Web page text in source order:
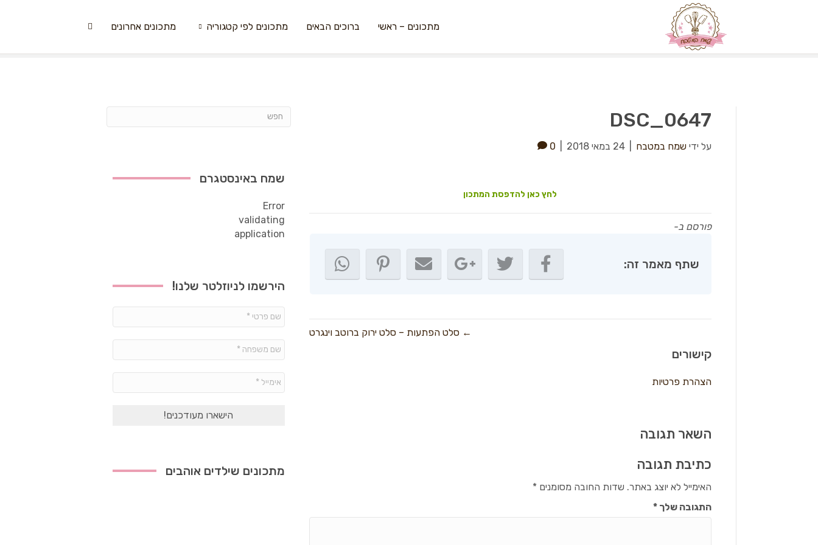
מתכונים – ראשי ברוכים הבאים מתכונים לפי קטגוריה מתכונים אחרונים
DSC_0647
על ידי שמח במטבח 24 במאי 2018 0
לחץ כאן להדפסת המתכון
פורסם ב-
שתף מאמר זה:
← סלט הפתעות – סלט ירוק ברוטב וינגרט
קישורים
הצהרת פרטיות
השאר תגובה
כתיבת תגובה
האימייל לא יוצג באתר. שדות החובה מסומנים*
התגובה שלך*
שמח באינסטגרם
Error
validating
application
הירשמו לניוזלטר שלנו!
פרטי
משפחה
*
מתכונים שילדים אוהבים